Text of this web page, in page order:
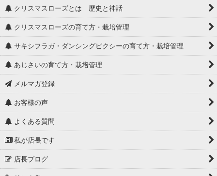
クリスマスローズとは 歴史と神話
クリスマスローズの育て方・栽培管理
サキシフラガ・ダンシングピクシーの育て方・栽培管理
あじさいの育て方・栽培管理
メルマガ登録
お客様の声
よくある質問
私が店長です
店長ブログ